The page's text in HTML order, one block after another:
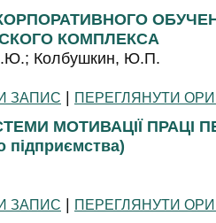
КОМПЛЕКСА
Колбушкин, Ю.П.
ЗАПИС | ПЕРЕГЛЯНУТИ
МОТИВАЦІЇ ПРАЦІ
підприємства)
ЗАПИС | ПЕРЕГЛЯНУТИ